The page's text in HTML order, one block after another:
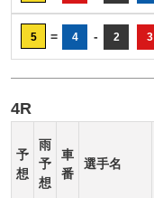
5 = 4 - 2 3
4R
予
想
雨
予
想
車
番
選手名